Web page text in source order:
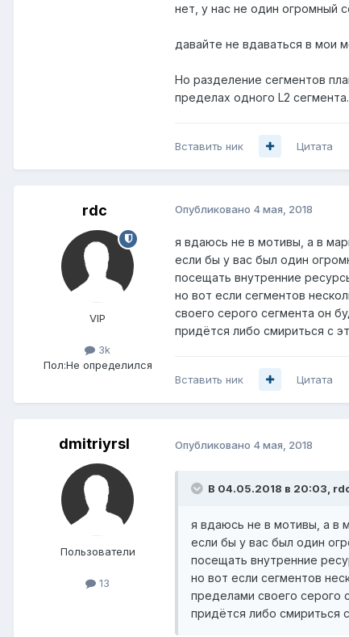
нет, у нас не один огромный
давайте не вдаваться в мои
Но разделение сегментов
пределах одного L2 сегмента.
Вставить ник Цитата
rdc
VIP
3k
Пол:Не определился
Опубликовано 4 мая, 2018
я вдаюсь не в мотивы, а в
если бы у вас был один
посещать внутренние
но вот если сегментов
своего серого сегмента он
придётся либо смириться с
Вставить ник Цитата
dmitriyrsl
Пользователи
13
Опубликовано 4 мая, 2018
В 04.05.2018 в 20:03,
я вдаюсь не в мотивы, а в
если бы у вас был один
посещать внутренние
но вот если сегментов
пределами своего серого
придётся либо смириться